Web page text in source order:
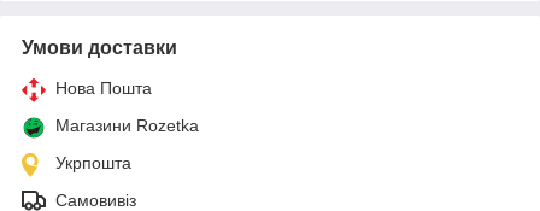
Умови доставки
Нова Пошта
Магазини Rozetka
Укрпошта
Самовивіз